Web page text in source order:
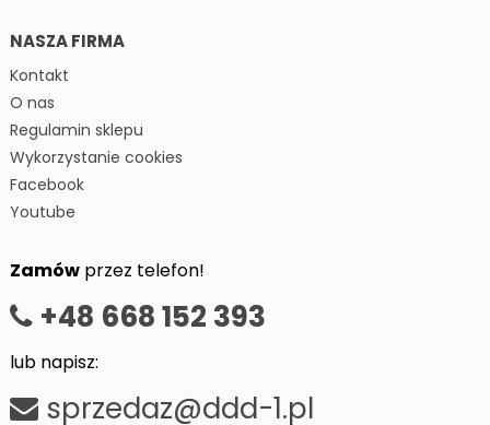
NASZA FIRMA
Kontakt
O nas
Regulamin sklepu
Wykorzystanie cookies
Facebook
Youtube
Zamów przez telefon!
+48 668 152 393
lub napisz:
sprzedaz@ddd-1.pl